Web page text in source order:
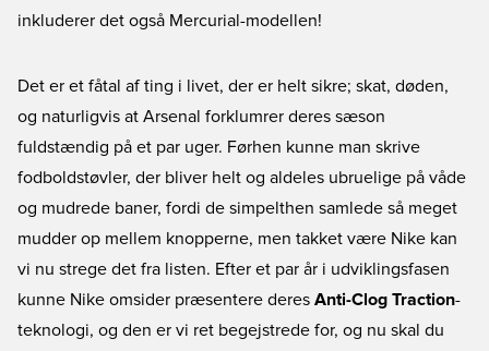
inkluderer det også Mercurial-modellen!
Det er et fåtal af ting i livet, der er helt sikre; skat, døden,
og naturligvis at Arsenal forklumrer deres sæson
fuldstændig på et par uger. Førhen kunne man skrive
fodboldstøvler, der bliver helt og aldeles ubruelige på våde
og mudrede baner, fordi de simpelthen samlede så meget
mudder op mellem knopperne, men takket være Nike kan
vi nu strege det fra listen. Efter et par år i udviklingsfasen
kunne Nike omsider præsentere deres Anti-Clog Traction-
teknologi, og den er vi ret begejstrede for, og nu skal du